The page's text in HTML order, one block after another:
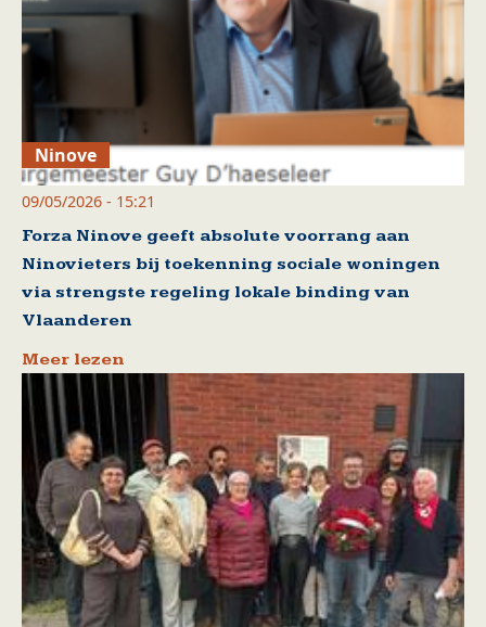
Ninove
09/05/2026 - 15:21
Forza Ninove geeft absolute voorrang aan
Ninovieters bij toekenning sociale woningen
via strengste regeling lokale binding van
Vlaanderen
Meer lezen